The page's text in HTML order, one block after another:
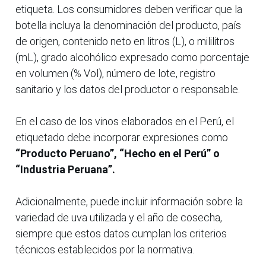
etiqueta. Los consumidores deben verificar que la
botella incluya la denominación del producto, país
de origen, contenido neto en litros (L), o mililitros
(mL), grado alcohólico expresado como porcentaje
en volumen (% Vol), número de lote, registro
sanitario y los datos del productor o responsable.
En el caso de los vinos elaborados en el Perú, el
etiquetado debe incorporar expresiones como
“Producto Peruano”, “Hecho en el Perú” o
“Industria Peruana”.
Adicionalmente, puede incluir información sobre la
variedad de uva utilizada y el año de cosecha,
siempre que estos datos cumplan los criterios
técnicos establecidos por la normativa.